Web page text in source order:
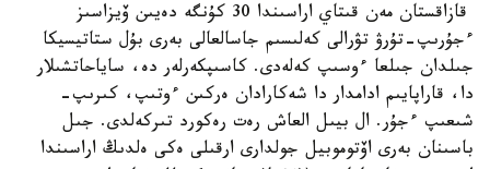
قازاقستان مەن قىتاي اراسىندا 30 كۇنگە دەيىن ۆيزاسىز
ءجۇرىپ-تۇرۋ تۋرالى كەلىسىم جاسالعالى بەرى بۇل ستاتيسيكا
جىلدان جىلعا ءوسىپ كەلەدى. كاسىپكەرلەر دە، ساياحاتشىلار
دا، قاراپايىم ادامدار دا شەكارادان ەركىن ءوتىپ، كىرىپ-
شىعىپ ءجۇر. ال بيىل العاش رەت رەكورد تىركەلدى. جىل
باسىنان بەرى اۆتوموبيل جولدارى ارقىلى ەكى ەلدىڭ اراسىندا